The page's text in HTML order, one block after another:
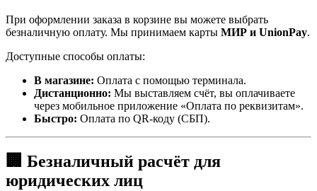
При оформлении заказа в корзине вы можете выбрать
безналичную оплату. Мы принимаем карты МИР и UnionPay.
Доступные способы оплаты:
В магазине: Оплата с помощью терминала.
Дистанционно: Мы выставляем счёт, вы оплачиваете
через мобильное приложение «Оплата по реквизитам».
Быстро: Оплата по QR-коду (СБП).
🏢 Безналичный расчёт для
юридических лиц